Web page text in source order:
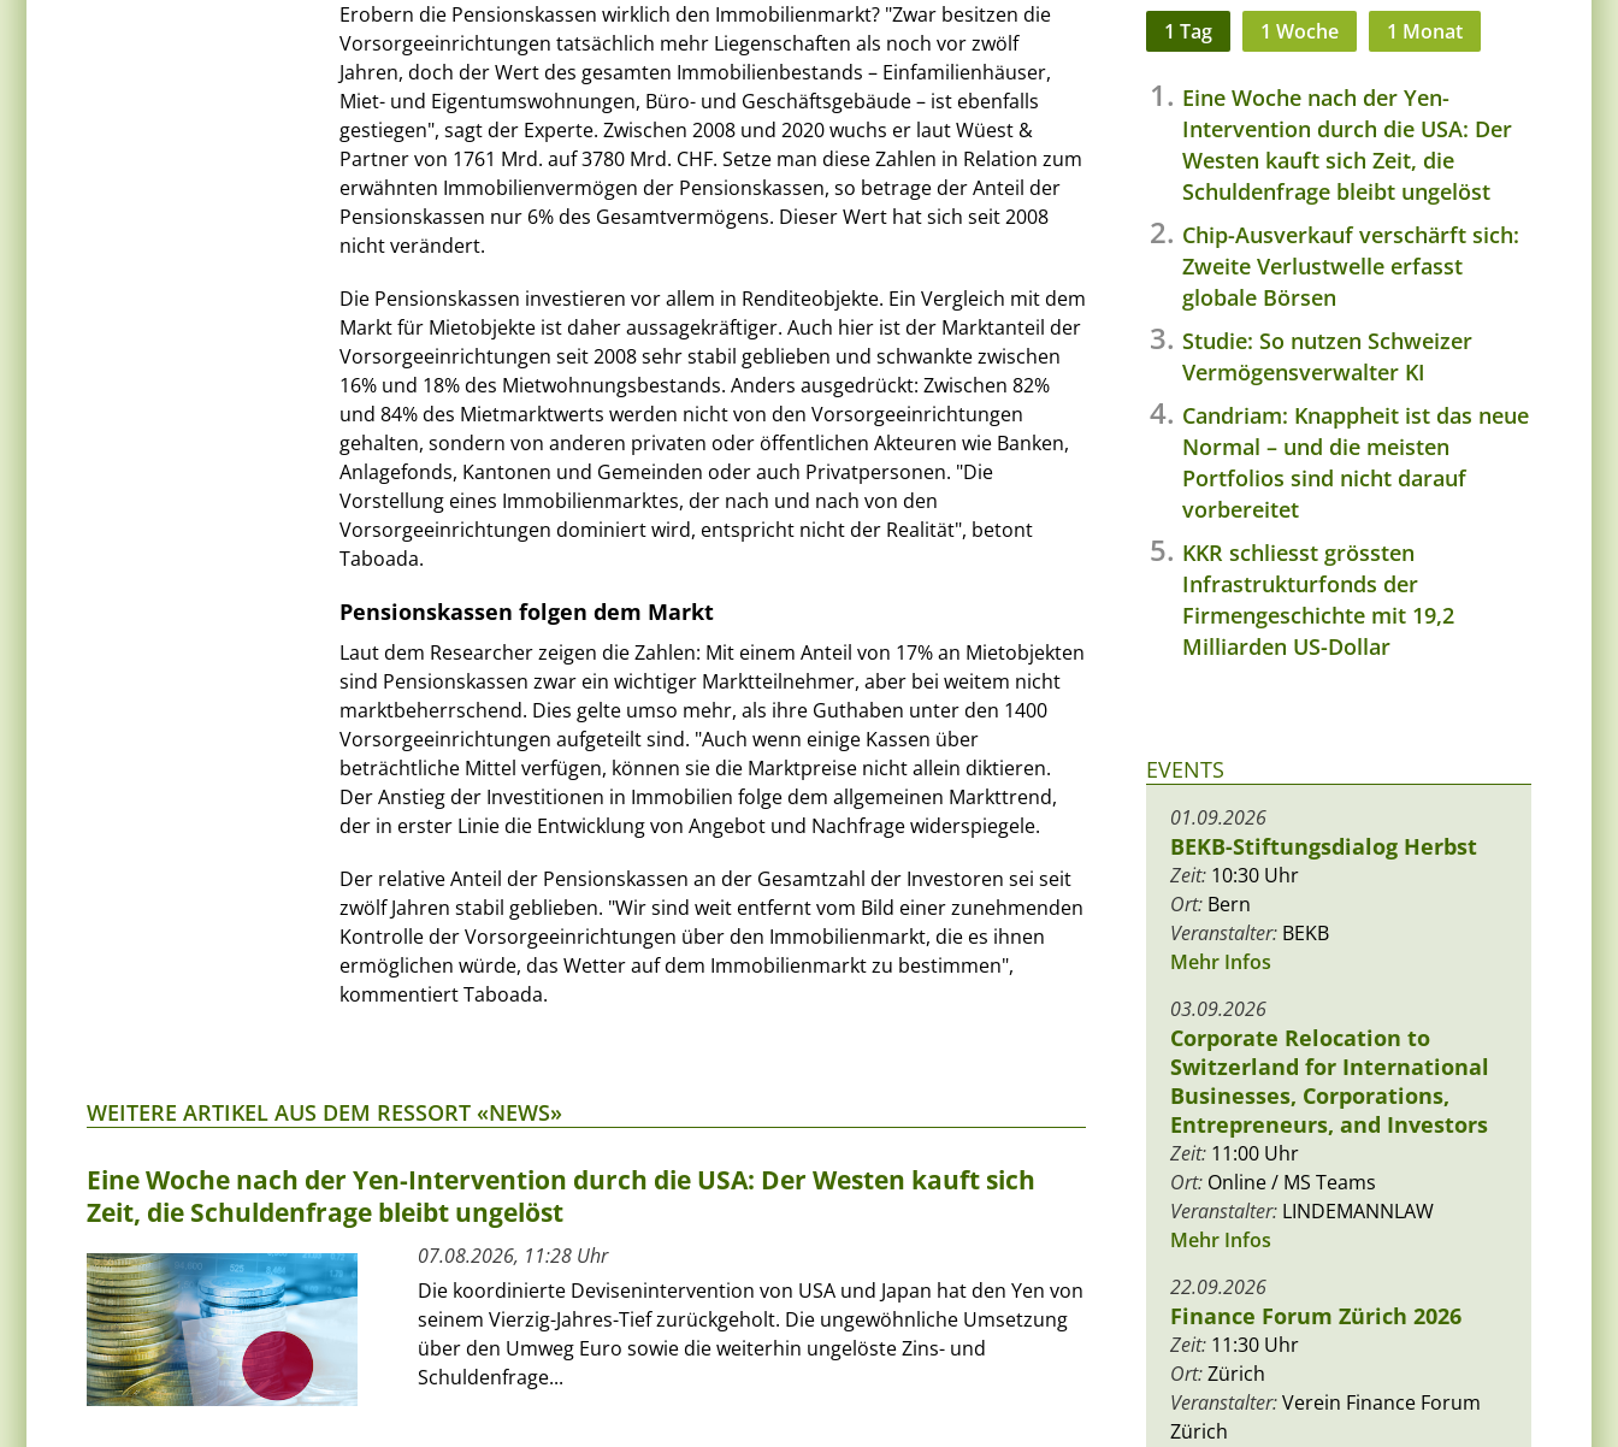
Erobern die Pensionskassen wirklich den Immobilienmarkt? "Zwar besitzen die
Vorsorgeeinrichtungen tatsächlich mehr Liegenschaften als noch vor zwölf
Jahren, doch der Wert des gesamten Immobilienbestands – Einfamilienhäuser,
Miet- und Eigentumswohnungen, Büro- und Geschäftsgebäude – ist ebenfalls
gestiegen", sagt der Experte. Zwischen 2008 und 2020 wuchs er laut Wüest &
Partner von 1761 Mrd. auf 3780 Mrd. CHF. Setze man diese Zahlen in Relation zum
erwähnten Immobilienvermögen der Pensionskassen, so betrage der Anteil der
Pensionskassen nur 6% des Gesamtvermögens. Dieser Wert hat sich seit 2008
nicht verändert.
Die Pensionskassen investieren vor allem in Renditeobjekte. Ein Vergleich mit dem
Markt für Mietobjekte ist daher aussagekräftiger. Auch hier ist der Marktanteil der
Vorsorgeeinrichtungen seit 2008 sehr stabil geblieben und schwankte zwischen
16% und 18% des Mietwohnungsbestands. Anders ausgedrückt: Zwischen 82%
und 84% des Mietmarktwerts werden nicht von den Vorsorgeeinrichtungen
gehalten, sondern von anderen privaten oder öffentlichen Akteuren wie Banken,
Anlagefonds, Kantonen und Gemeinden oder auch Privatpersonen. "Die
Vorstellung eines Immobilienmarktes, der nach und nach von den
Vorsorgeeinrichtungen dominiert wird, entspricht nicht der Realität", betont
Taboada.
Pensionskassen folgen dem Markt
Laut dem Researcher zeigen die Zahlen: Mit einem Anteil von 17% an Mietobjekten
sind Pensionskassen zwar ein wichtiger Marktteilnehmer, aber bei weitem nicht
marktbeherrschend. Dies gelte umso mehr, als ihre Guthaben unter den 1400
Vorsorgeeinrichtungen aufgeteilt sind. "Auch wenn einige Kassen über
beträchtliche Mittel verfügen, können sie die Marktpreise nicht allein diktieren.
Der Anstieg der Investitionen in Immobilien folge dem allgemeinen Markttrend,
der in erster Linie die Entwicklung von Angebot und Nachfrage widerspiegele.
Der relative Anteil der Pensionskassen an der Gesamtzahl der Investoren sei seit
zwölf Jahren stabil geblieben. "Wir sind weit entfernt vom Bild einer zunehmenden
Kontrolle der Vorsorgeeinrichtungen über den Immobilienmarkt, die es ihnen
ermöglichen würde, das Wetter auf dem Immobilienmarkt zu bestimmen",
kommentiert Taboada.
WEITERE ARTIKEL AUS DEM RESSORT «NEWS»
Eine Woche nach der Yen-Intervention durch die USA: Der Westen kauft sich
Zeit, die Schuldenfrage bleibt ungelöst
07.08.2026, 11:28 Uhr
Die koordinierte Devisenintervention von USA und Japan hat den Yen von
seinem Vierzig-Jahres-Tief zurückgeholt. Die ungewöhnliche Umsetzung
über den Umweg Euro sowie die weiterhin ungelöste Zins- und
Schuldenfrage...
1 Tag 1 Woche 1 Monat
Eine Woche nach der Yen-
Intervention durch die USA: Der
Westen kauft sich Zeit, die
Schuldenfrage bleibt ungelöst
Chip-Ausverkauf verschärft sich:
Zweite Verlustwelle erfasst
globale Börsen
Studie: So nutzen Schweizer
Vermögensverwalter KI
Candriam: Knappheit ist das neue
Normal – und die meisten
Portfolios sind nicht darauf
vorbereitet
KKR schliesst grössten
Infrastrukturfonds der
Firmengeschichte mit 19,2
Milliarden US-Dollar
EVENTS
01.09.2026
BEKB-Stiftungsdialog Herbst
Zeit: 10:30 Uhr
Ort: Bern
Veranstalter: BEKB
Mehr Infos
03.09.2026
Corporate Relocation to
Switzerland for International
Businesses, Corporations,
Entrepreneurs, and Investors
Zeit: 11:00 Uhr
Ort: Online / MS Teams
Veranstalter: LINDEMANNLAW
Mehr Infos
22.09.2026
Finance Forum Zürich 2026
Zeit: 11:30 Uhr
Ort:Zürich
Veranstalter:Verein Finance Forum
Zürich